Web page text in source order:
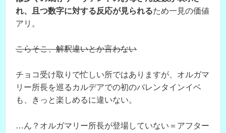
れ、且つ数字に対する反応が見られるため一見の価値
アリ。
こらそこ、解釈違いとか言わない
チョコ受け取りで忙しい所ではありますが、オルガマ
リー所長を巡るカルデアでの初のバレンタインイベ
も、きっと楽しめるに違いない。
…ん？オルガマリー所長が登場していない＝アフター